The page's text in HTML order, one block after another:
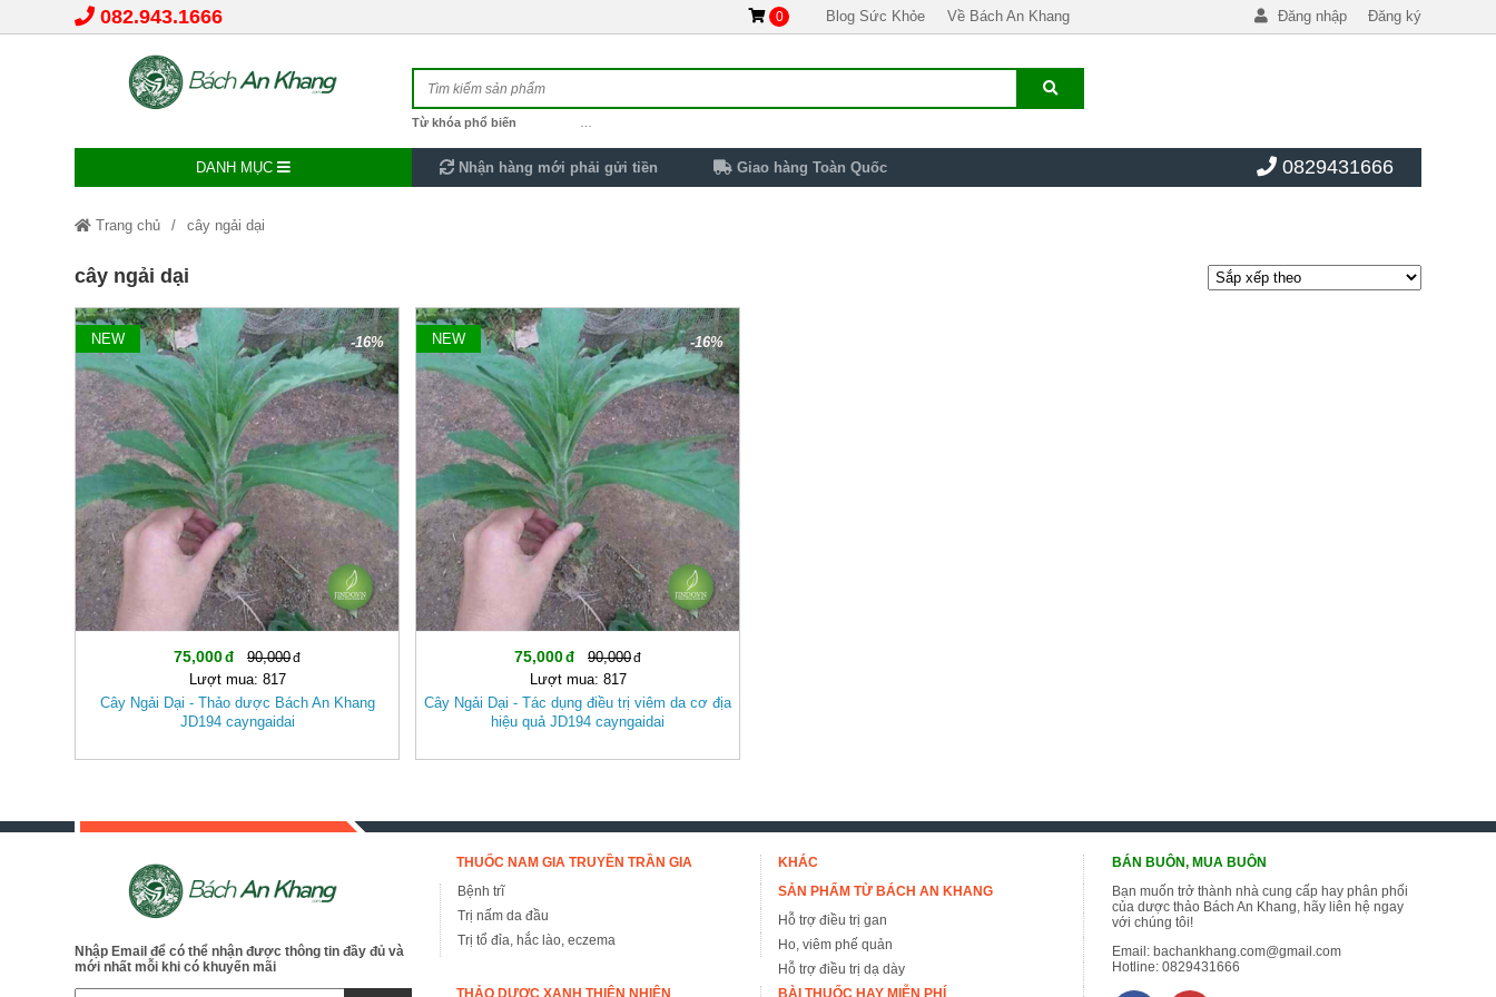
082.943.1666 0 Blog Sức Khỏe Về Bách An Khang Đăng nhập Đăng ký
Từ khóa phổ biến
DANH MỤC Nhận hàng mới phải gửi tiền Giao hàng Toàn Quốc 0829431666
Trang chủ cây ngải dại
cây ngải dại
-16%
NEW
75,000
90,000
Lượt mua: 817
Cây Ngải Dại - Thảo dược Bách An Khang
JD194 cayngaidai
-16%
NEW
75,000
90,000
Lượt mua: 817
Cây Ngải Dại - Tác dụng điều trị viêm da cơ địa
hiệu quả JD194 cayngaidai
Nhập Email để có thể nhận được thông tin đầy đủ và
mới nhất mỗi khi có khuyến mãi
THUỐC NAM GIA TRUYỀN TRẦN GIA
Bệnh trĩ
Trị nấm da đầu
Trị tổ đỉa, hắc lào, eczema
KHÁC
SẢN PHẨM TỪ BÁCH AN KHANG
Hỗ trợ điều trị gan
Ho, viêm phế quản
Hỗ trợ điều trị dạ dày
THẢO DƯỢC XANH THIÊN NHIÊN
BÀI THUỐC HAY MIỄN PHÍ
BÁN BUÔN, MUA BUÔN
Bạn muốn trở thành nhà cung cấp hay phân phối
của dược thảo Bách An Khang, hãy liên hệ ngay
với chúng tôi!
Email:bachankhang.com@gmail.com
Hotline:0829431666